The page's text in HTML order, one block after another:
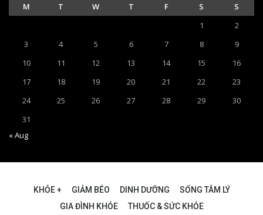
M T W T F S
S
1
2
3
4 5 6 7 8
9
10
11 12 13 14 15
16
17
18 19 20 21 22
23
24
25 26 27 28 29
30
31
« Aug
KHỎE + GIẢM BÉO DINH DƯỠNG
SỐNG TÂM LÝ
GIA ĐÌNH KHỎE
THUỐC & SỨC KHỎE